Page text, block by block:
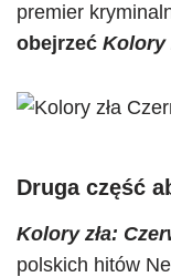
premier
obejrzeć Kolory
Druga część
Kolory zła:
polskich hitów